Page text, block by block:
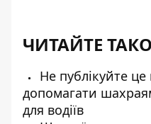
ЧИТАЙТЕ
Не публікуйте
допомагати
для водіїв